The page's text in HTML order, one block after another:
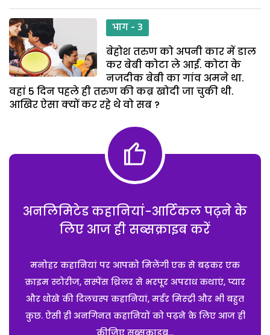
भाग - 3
बेहोश तरुण को अपनी कार में डाल
कर बेबी कोटा ले आई. कोटा के
नजदीक बेबी का गांव अमने था.
वहां 5 दिन पहले ही तरुण की कब्र खोदी जा चुकी थी.
आखिर ऐसा क्यों कर रहे थे वो सब ?
अनलिमिटेड कहानियां-आर्टिकल पढ़ने के
लिए आज ही सब्सक्राइब करें
मनोहर कहानियां पर आपको मिलेंगी एक से बढ़कर एक
क्राइम स्टोरीज, सस्पेंस थ्रिलर से भरपूर अपराध कथाएं, प्यार
और धोखे की दिलचस्प कहानियां, मर्डर मिस्ट्री और भी बहुत
कुछ. ऐसी ही अनगिनत कहानियों को पढ़ने के लिए आज ही
कीजिए सब्सक्राइब...